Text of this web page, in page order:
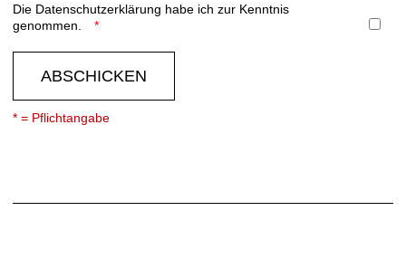
Die Datenschutzerklärung habe ich zur Kenntnis
genommen.
ABSCHICKEN
* = Pflichtangabe